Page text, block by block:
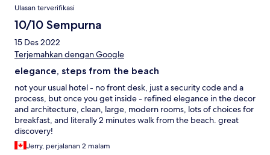
Ulasan terverifikasi
10/10 Sempurna
15 Des 2022
Terjemahkan dengan Google
elegance, steps from the beach
not your usual hotel - no front desk, just a security code and a
process, but once you get inside - refined elegance in the decor
and architecture, clean, large, modern rooms, lots of choices for
breakfast, and literally 2 minutes walk from the beach. great
discovery!
Jerry, perjalanan 2 malam